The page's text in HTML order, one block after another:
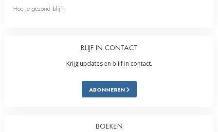
Hoe je gezond blijft
BLIJF IN CONTACT
Krijg updates en blijf in contact.
ABONNEREN
BOEKEN